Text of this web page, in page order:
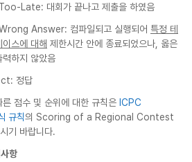
Late: 대회가 끝나고 제출을 하였음
Answer: 컴파일되고 실행되어 특정 테
이스에 대해 제한시간 안에 종료되었으나, 옳은
력하지 않았음
정답
른 점수 및 순위에 대한 규칙은 ICPC
규칙의 Scoring of a Regional Contest
기 바랍니다.
항